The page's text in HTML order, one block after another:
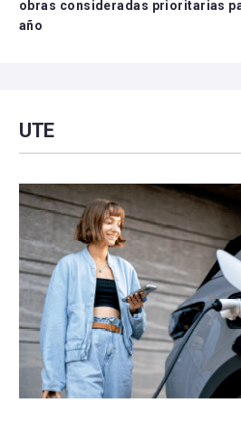
obras consideradas prioritarias
año
UTE